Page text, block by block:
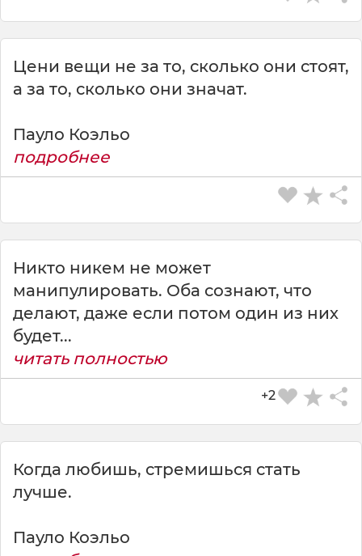
Цени вещи не за то, сколько они стоят,
а за то, сколько они значат.
Пауло Коэльо
подробнее
Никто никем не может
манипулировать. Оба сознают, что
делают, даже если потом один из них
будет...
читать полностью
+2
Когда любишь, стремишься стать
лучше.
Пауло Коэльо